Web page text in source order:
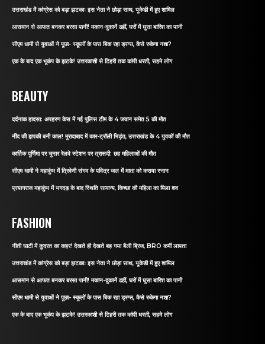
उत्तराखंड में कांग्रेस को बड़ा झटकाः इस नेता ने छोड़ा साथ, यूकेडी में हुए शामिल
आसमान से आफत बनकर बरसा पानी! मकान-दुकानें ढहीं, घरों में घुसा बारिश का पानी
सीएम धामी से युवाओं ने पूछा- स्कूलों के पास बिक रहा ड्रग्स, कैसे रुकेगा नशा?
एक के बाद एक भूकंप के झटके! उत्तरकाशी से टिहरी तक कांपी धरती, सहमे लोग
BEAUTY
दर्दनाक हादसा: अपहरण केस में गई पुलिस टीम के 4 जवान समेत 5 की मौत
नींद की झपकी बनी काल! मुरादाबाद में कार-ट्रॉली भिड़ंत, उत्तराखंड के 4 युवकों की मौत
कार्तिक पूर्णिमा पर चुनार रेलवे स्टेशन पर त्रासदी: छह महिलाओं की मौत
सीएम धामी ने महाकुंभ में त्रिवेणी संगम के पवित्र जल में माता को कराया स्नान
प्रयागराज महाकुंभ में भगदड़ के बाद स्थिति सामान्य, किच्छा की महिला का मिला शव
FASHION
नीती घाटी में कुदरत का कहर! देखते ही देखते बह गया बैली ब्रिज, BRO कर्मी लापता
उत्तराखंड में कांग्रेस को बड़ा झटकाः इस नेता ने छोड़ा साथ, यूकेडी में हुए शामिल
आसमान से आफत बनकर बरसा पानी! मकान-दुकानें ढहीं, घरों में घुसा बारिश का पानी
सीएम धामी से युवाओं ने पूछा- स्कूलों के पास बिक रहा ड्रग्स, कैसे रुकेगा नशा?
एक के बाद एक भूकंप के झटके! उत्तरकाशी से टिहरी तक कांपी धरती, सहमे लोग